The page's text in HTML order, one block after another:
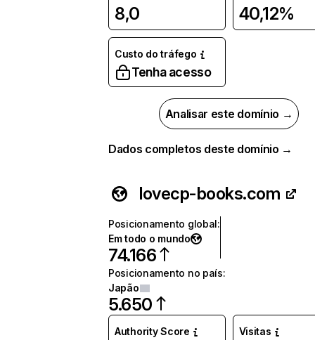
8,0 40,12%
Custo do tráfego
Tenha acesso
Analisar este domínio →
Dados completos deste domínio →
lovecp-books.com
Posicionamento global:
Em todo o mundo
74.166
Posicionamento no país:
Japão
5.650
Authority Score Visitas